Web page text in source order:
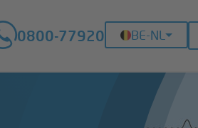
0800-77920 BE-NL